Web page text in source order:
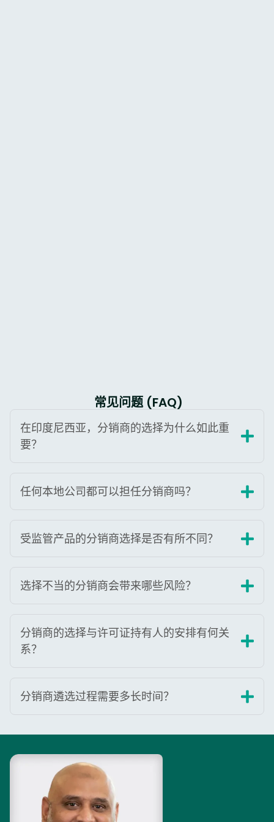
常见问题 (FAQ)
在印度尼西亚，分销商的选择为什么如此重
要？
任何本地公司都可以担任分销商吗？
受监管产品的分销商选择是否有所不同？
选择不当的分销商会带来哪些风险？
分销商的选择与许可证持有人的安排有何关
系？
分销商遴选过程需要多长时间？